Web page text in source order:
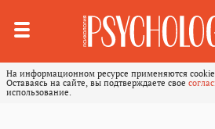
На информационном ресурсе применяются
Оставаясь на сайте, вы подтверждаете свое
использование.